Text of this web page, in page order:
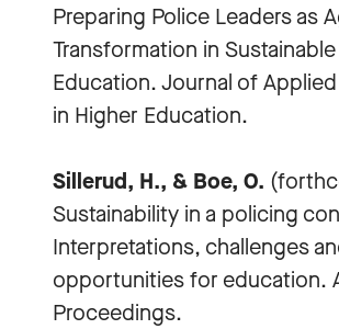
Preparing Police Leaders as
Transformation in
Education. Journal of
in Higher Education.
Sillerud, H., & Boe, O.
Sustainability in a policing
Interpretations, challenges
opportunities for education.
Proceedings.